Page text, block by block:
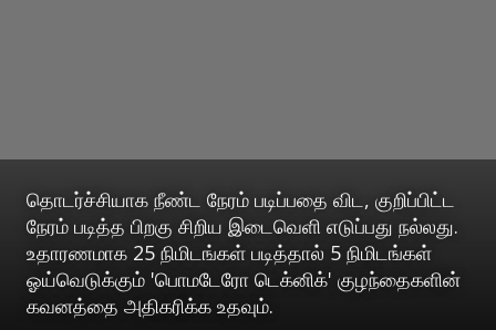
தொடர்ச்சியாக நீண்ட நேரம் படிப்பதை விட, குறிப்பிட்ட
நேரம் படித்த பிறகு சிறிய இடைவெளி எடுப்பது நல்லது.
உதாரணமாக 25 நிமிடங்கள் படித்தால் 5 நிமிடங்கள்
ஓய்வெடுக்கும் 'பொமடேரோ டெக்னிக்' குழந்தைகளின்
கவனத்தை அதிகரிக்க உதவும்.